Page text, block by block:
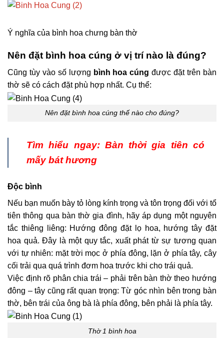
Ý nghĩa của bình hoa chưng bàn thờ
Nên đặt bình hoa cúng ở vị trí nào là đúng?
Cũng tùy vào số lượng bình hoa cúngđược đặt trên bàn
thờ sẽ có cách đặt phù hợp nhất. Cụ thể:
Nên đặt bình hoa cúng thế nào cho đúng?
Tìm hiểu ngay: Bàn thời gia tiên có
mấy bát hương
Độc bình
Nếu bạn muốn bày tỏ lòng kính trọng và tôn trọng đối với tổ
tiên thông qua bàn thờ gia đình, hãy áp dụng một nguyên
tắc thiêng liêng: Hướng đông đặt lọ hoa, hướng tây đặt
hoa quả. Đây là một quy tắc, xuất phát từ sự tương quan
với tự nhiên: mặt trời mọc ở phía đông, lặn ở phía tây, cây
cối trải qua quá trình đơm hoa trước khi cho trái quả.
Việc định rõ phân chia trái – phải trên bàn thờ theo hướng
đông – tây cũng rất quan trọng: Từ góc nhìn bên trong bàn
thờ, bên trái của ông bà là phía đông, bên phải là phía tây.
Thờ 1 bình hoa